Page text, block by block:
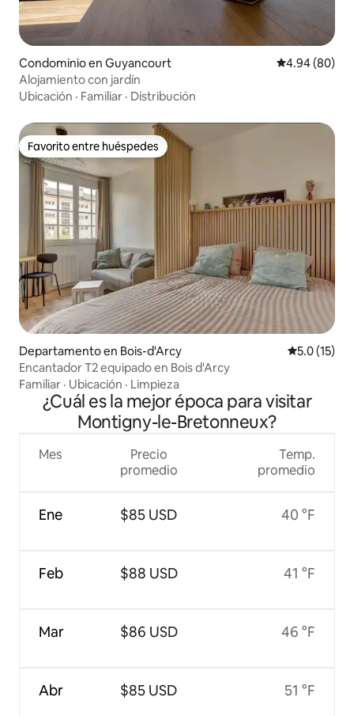
Condominio en Guyancourt Calificación
4.94 (80)
Alojamiento con jardín
Ubicación · Familiar · Distribución
Favorito entre huéspedes
Favorito entre huéspedes
Departamento en Bois-d'Arcy Calificación
5.0 (15)
Encantador T2 equipado en Bois d'Arcy
Familiar · Ubicación · Limpieza
¿Cuál es la mejor época para visitar
Montigny-le-Bretonneux?
Mes
Ene
Feb
Mar
Abr
Precio
promedio
$85 USD
$88 USD
$86 USD
$85 USD
Temp.
promedio
40 °F
41 °F
46 °F
51 °F